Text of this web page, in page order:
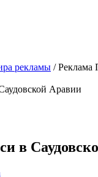
рекламы /Реклама
в